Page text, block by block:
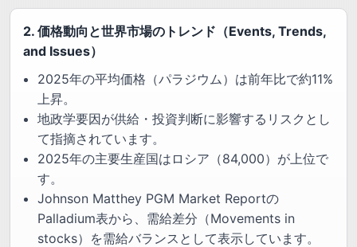
2. 価格動向と世界市場のトレンド（Events, Trends,
and Issues）
2025年の平均価格（パラジウム）は前年比で約11%
上昇。
地政学要因が供給・投資判断に影響するリスクとし
て指摘されています。
2025年の主要生産国はロシア（84,000）が上位で
す。
Johnson Matthey PGM Market Reportの
Palladium表から、需給差分（Movements in
stocks）を需給バランスとして表示しています。